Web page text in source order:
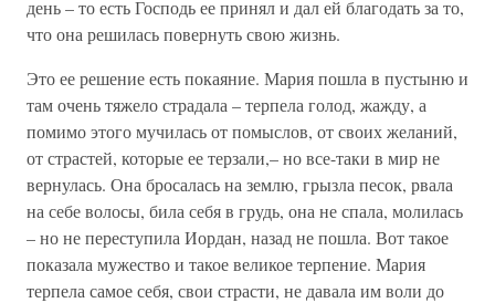
день – то есть Господь ее принял и дал ей благодать за то,
что она решилась повернуть свою жизнь.
Это ее решение есть покаяние. Мария пошла в пустыню и
там очень тяжело страдала – терпела голод, жажду, а
помимо этого мучилась от помыслов, от своих желаний,
от страстей, которые ее терзали,– но все-таки в мир не
вернулась. Она бросалась на землю, грызла песок, рвала
на себе волосы, била себя в грудь, она не спала, молилась
– но не переступила Иордан, назад не пошла. Вот такое
показала мужество и такое великое терпение. Мария
терпела самое себя, свои страсти, не давала им воли до